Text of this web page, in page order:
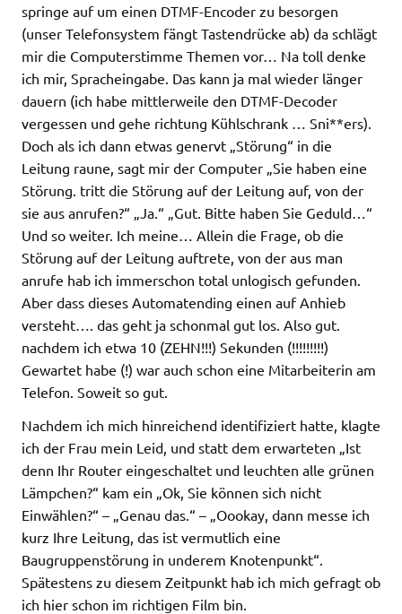
springe auf um einen DTMF-Encoder zu besorgen
(unser Telefonsystem fängt Tastendrücke ab) da schlägt
mir die Computerstimme Themen vor… Na toll denke
ich mir, Spracheingabe. Das kann ja mal wieder länger
dauern (ich habe mittlerweile den DTMF-Decoder
vergessen und gehe richtung Kühlschrank … Sni**ers).
Doch als ich dann etwas genervt „Störung“ in die
Leitung raune, sagt mir der Computer „Sie haben eine
Störung. tritt die Störung auf der Leitung auf, von der
sie aus anrufen?“ „Ja.“ „Gut. Bitte haben Sie Geduld…“
Und so weiter. Ich meine… Allein die Frage, ob die
Störung auf der Leitung auftrete, von der aus man
anrufe hab ich immerschon total unlogisch gefunden.
Aber dass dieses Automatending einen auf Anhieb
versteht…. das geht ja schonmal gut los. Also gut.
nachdem ich etwa 10 (ZEHN!!!) Sekunden (!!!!!!!!!)
Gewartet habe (!) war auch schon eine Mitarbeiterin am
Telefon. Soweit so gut.
Nachdem ich mich hinreichend identifiziert hatte, klagte
ich der Frau mein Leid, und statt dem erwarteten „Ist
denn Ihr Router eingeschaltet und leuchten alle grünen
Lämpchen?“ kam ein „Ok, Sie können sich nicht
Einwählen?“ – „Genau das.“ – „Oookay, dann messe ich
kurz Ihre Leitung, das ist vermutlich eine
Baugruppenstörung in underem Knotenpunkt“.
Spätestens zu diesem Zeitpunkt hab ich mich gefragt ob
ich hier schon im richtigen Film bin.